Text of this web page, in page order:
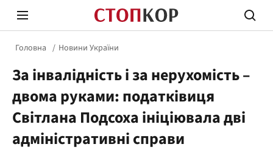
Стоп Політичній Корупції
Головна Новини України
За інвалідність і за нерухомість –
двома руками: податківиця
Світлана Подсоха ініціювала дві
адміністративні справи